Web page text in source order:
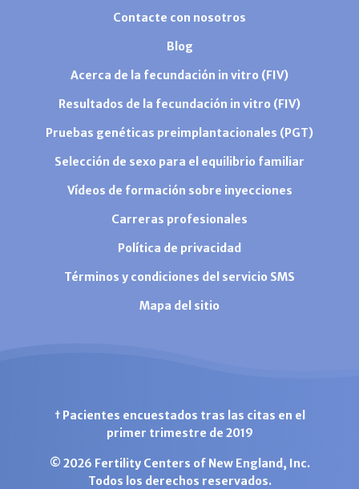
Contacte con nosotros
Blog
Acerca de la fecundación in vitro (FIV)
Resultados de la fecundación in vitro (FIV)
Pruebas genéticas preimplantacionales (PGT)
Selección de sexo para el equilibrio familiar
Vídeos de formación sobre inyecciones
Carreras profesionales
Política de privacidad
Términos y condiciones del servicio SMS
Mapa del sitio
† Pacientes encuestados tras las citas en el
primer trimestre de 2019
© 2026 Fertility Centers of New England, Inc.
Todos los derechos reservados.